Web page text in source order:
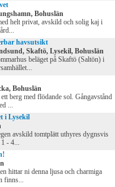
Bohuslän
helt privat, avskild och solig kaj i
havsutsikt
Skaftö, Lysekil, Bohuslän
beläget på Skaftö (Saltön) i
Bohuslän
berg med flödande sol. Gångavstånd
...
i Lysekil
avskild tomtplätt uthyres dygnsvis
- 4...
hittar ni denna ljusa och charmiga
finns...